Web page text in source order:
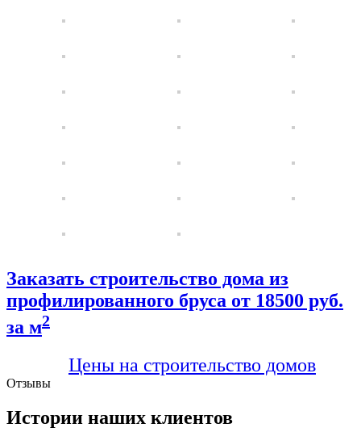
Заказать строительство дома из
профилированного бруса от 18500 руб.
за м2
Цены на строительство домов
Отзывы
Истории наших клиентов